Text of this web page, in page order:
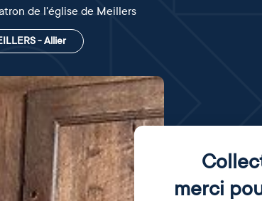
de l'église de Meillers
- Allier
merci